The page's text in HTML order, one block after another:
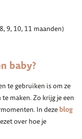
9, 10, 11 maanden)
baby?
te gebruiken is om ze
maken. Zo krijg je een
In dezeblog
over hoe je